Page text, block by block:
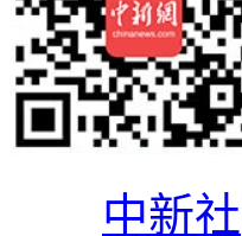
中新社